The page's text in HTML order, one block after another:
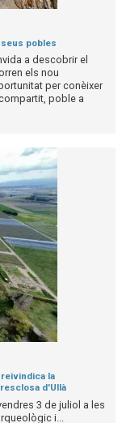
pobles
a descobrir el
els nou
per conèixer
poble a
la
d'Ullà
3 de juliol a les
i...